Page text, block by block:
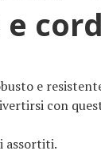
e
con
assortiti.